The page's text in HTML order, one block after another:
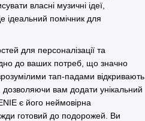
власні музичні ідеї,
ідеальний помічник для
для персоналізації та
до ваших потреб, що значно
тап-падами відкривають
дозволяючи вам додати унікальний
є його неймовірна
готовий до подорожей. Ви